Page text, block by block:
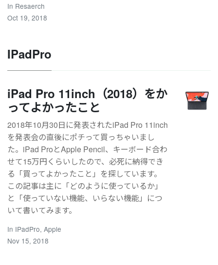
In Resaerch
Oct 19, 2018
IPadPro
iPad Pro 11inch（2018）をか
ってよかったこと
2018年10月30日に発表されたiPad Pro 11inch
を発表会の直後にポチって買っちゃいまし
た。iPad ProとApple Pencil、キーボード合わ
せて15万円くらいしたので、必死に納得でき
る「買ってよかったこと」を探しています。
この記事は主に「どのように使っているか」
と「使っていない機能、いらない機能」につ
いて書いてみます。
In IPadPro, Apple
Nov 15, 2018